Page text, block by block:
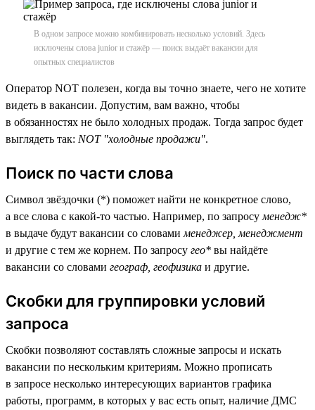
В одном запросе можно комбинировать несколько условий. Здесь
исключены слова junior и стажёр — поиск выдаёт вакансии для
опытных специалистов
Оператор NOT полезен, когда вы точно знаете, чего не хотите
видеть в вакансии. Допустим, вам важно, чтобы
в обязанностях не было холодных продаж. Тогда запрос будет
выглядеть так: NOT "холодные продажи".
Поиск по части слова
Символ звёздочки (*) поможет найти не конкретное слово,
а все слова с какой-то частью. Например, по запросу менедж*
в выдаче будут вакансии со словами менеджер, менеджмент
и другие с тем же корнем. По запросу гео* вы найдёте
вакансии со словами географ, геофизика и другие.
Скобки для группировки условий
запроса
Скобки позволяют составлять сложные запросы и искать
вакансии по нескольким критериям. Можно прописать
в запросе несколько интересующих вариантов графика
работы, программ, в которых у вас есть опыт, наличие ДМС